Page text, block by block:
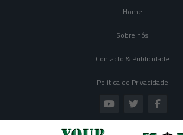
Home
Sobre nós
Contacto & Publicidade
Politica de Privacidade